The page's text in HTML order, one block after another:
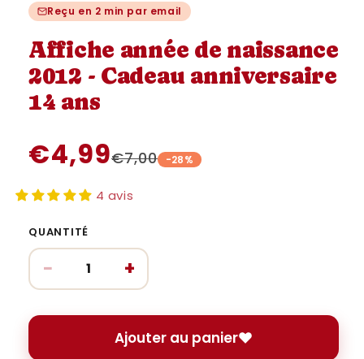
une
fenêtre
une
fenêtre
Reçu en 2 min par email
Affiche année de naissance
2012 - Cadeau anniversaire
14 ans
€4,99€7,00 -28%
4 avis
QUANTITÉ
− +
Ajouter au panier